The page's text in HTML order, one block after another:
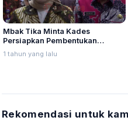
Mbak Tika Minta Kades
Persiapkan Pembentukan
Kopdes Merah Putih
1 tahun yang lalu
Rekomendasi untuk